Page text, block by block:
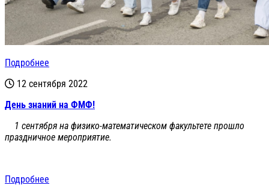
Подробнее
12 сентября 2022
День знаний на ФМФ!
1 сентября на физико-математическом факультете прошло
праздничное мероприятие.
Подробнее